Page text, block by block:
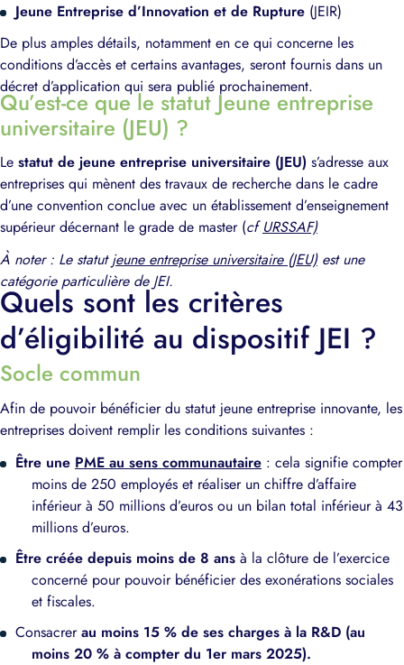
Jeune Entreprise d’Innovation et de Rupture (JEIR)
De plus amples détails, notamment en ce qui concerne les
conditions d’accès et certains avantages, seront fournis dans un
décret d’application qui sera publié prochainement.
Qu’est-ce que le statut Jeune entreprise
universitaire (JEU) ?
Le statut de jeune entreprise universitaire (JEU) s’adresse aux
entreprises qui mènent des travaux de recherche dans le cadre
d’une convention conclue avec un établissement d’enseignement
supérieur décernant le grade de master (cfURSSAF)
À noter : Le statutjeune entreprise universitaire (JEU)est une
catégorie particulière de JEI.
Quels sont les critères
d’éligibilité au dispositif JEI ?
Socle commun
Afin de pouvoir bénéficier du statut jeune entreprise innovante, les
entreprises doivent remplir les conditions suivantes :
Être une PME au sens communautaire : cela signifie compter
moins de 250 employés et réaliser un chiffre d’affaire
inférieur à 50 millions d’euros ou un bilan total inférieur à 43
millions d’euros.
Être créée depuis moins de 8 ans à la clôture de l’exercice
concerné pour pouvoir bénéficier des exonérations sociales
et fiscales.
Consacrerau moins 15 % de ses charges à la R&D (au
moins 20 % à compter du 1er mars 2025).